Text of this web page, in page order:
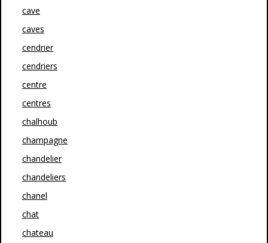
cave
caves
cendrier
cendriers
centre
centres
chalhoub
champagne
chandelier
chandeliers
chanel
chat
chateau